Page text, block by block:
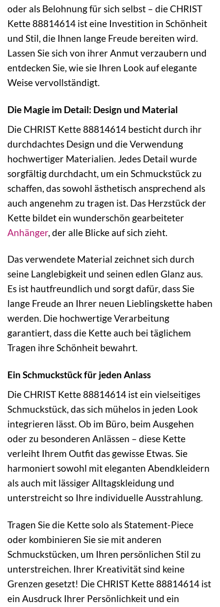
oder als Belohnung für sich selbst – die CHRIST
Kette 88814614 ist eine Investition in Schönheit
und Stil, die Ihnen lange Freude bereiten wird.
Lassen Sie sich von ihrer Anmut verzaubern und
entdecken Sie, wie sie Ihren Look auf elegante
Weise vervollständigt.
Die Magie im Detail: Design und Material
Die CHRIST Kette 88814614 besticht durch ihr
durchdachtes Design und die Verwendung
hochwertiger Materialien. Jedes Detail wurde
sorgfältig durchdacht, um ein Schmuckstück zu
schaffen, das sowohl ästhetisch ansprechend als
auch angenehm zu tragen ist. Das Herzstück der
Kette bildet ein wunderschön gearbeiteter
Anhänger, der alle Blicke auf sich zieht.
Das verwendete Material zeichnet sich durch
seine Langlebigkeit und seinen edlen Glanz aus.
Es ist hautfreundlich und sorgt dafür, dass Sie
lange Freude an Ihrer neuen Lieblingskette haben
werden. Die hochwertige Verarbeitung
garantiert, dass die Kette auch bei täglichem
Tragen ihre Schönheit bewahrt.
Ein Schmuckstück für jeden Anlass
Die CHRIST Kette 88814614 ist ein vielseitiges
Schmuckstück, das sich mühelos in jeden Look
integrieren lässt. Ob im Büro, beim Ausgehen
oder zu besonderen Anlässen – diese Kette
verleiht Ihrem Outfit das gewisse Etwas. Sie
harmoniert sowohl mit eleganten Abendkleidern
als auch mit lässiger Alltagskleidung und
unterstreicht so Ihre individuelle Ausstrahlung.
Tragen Sie die Kette solo als Statement-Piece
oder kombinieren Sie sie mit anderen
Schmuckstücken, um Ihren persönlichen Stil zu
unterstreichen. Ihrer Kreativität sind keine
Grenzen gesetzt! Die CHRIST Kette 88814614 ist
ein Ausdruck Ihrer Persönlichkeit und ein